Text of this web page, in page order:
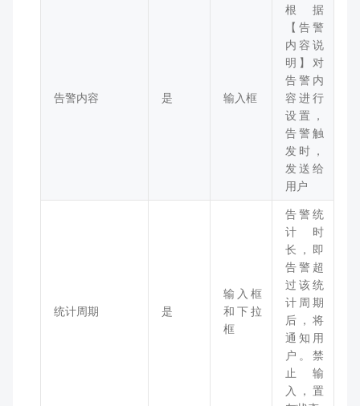
告警内容 是 输入框
根据
【告警
内容说
明】对
告警内
容进行
设置，
告警触
发时，
发送给
用户
统计周期 是
输入框
和下拉
框
告警统
计时
长，即
告警超
过该统
计周期
后，将
通知用
户。禁
止输
入，置